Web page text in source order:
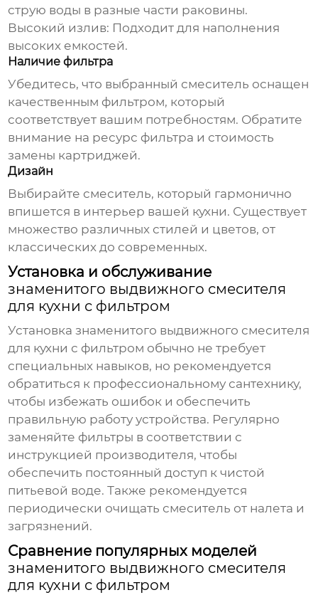
струю воды в разные части раковины.
Высокий излив: Подходит для наполнения
высоких емкостей.
Наличие фильтра
Убедитесь, что выбранный смеситель оснащен
качественным фильтром, который
соответствует вашим потребностям. Обратите
внимание на ресурс фильтра и стоимость
замены картриджей.
Дизайн
Выбирайте смеситель, который гармонично
впишется в интерьер вашей кухни. Существует
множество различных стилей и цветов, от
классических до современных.
Установка и обслуживание
знаменитого выдвижного смесителя
для кухни с фильтром
Установказнаменитого выдвижного смесителя
для кухни с фильтром обычно не требует
специальных навыков, но рекомендуется
обратиться к профессиональному сантехнику,
чтобы избежать ошибок и обеспечить
правильную работу устройства. Регулярно
заменяйте фильтры в соответствии с
инструкцией производителя, чтобы
обеспечить постоянный доступ к чистой
питьевой воде. Также рекомендуется
периодически очищать смеситель от налета и
загрязнений.
Сравнение популярных моделей
знаменитого выдвижного смесителя
для кухни с фильтром